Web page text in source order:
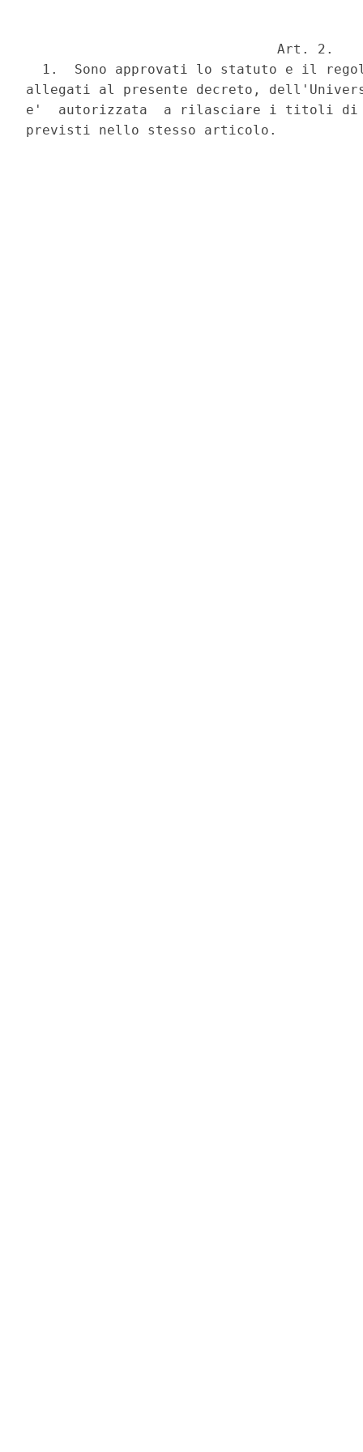
                               Art. 2.
1.  Sono approvati lo statuto e il
allegati al presente decreto,
e'  autorizzata  a rilasciare i titoli di